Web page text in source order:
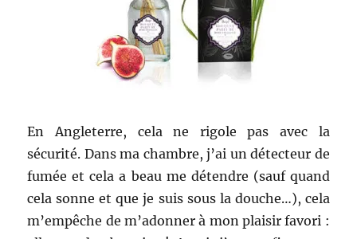
En Angleterre, cela ne rigole pas avec la
sécurité. Dans ma chambre, j’ai un détecteur de
fumée et cela a beau me détendre (sauf quand
cela sonne et que je suis sous la douche…), cela
m’empêche de m’adonner à mon plaisir favori :